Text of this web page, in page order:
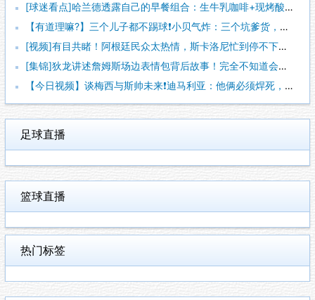
[球迷看点]哈兰德透露自己的早餐组合：生牛乳咖啡+现烤酸面包
【有道理嘛?】三个儿子都不踢球❗️小贝气炸：三个坑爹货，只能
[视频]有目共睹！阿根廷民众太热情，斯卡洛尼忙到停不下来！
[集锦]狄龙讲述詹姆斯场边表情包背后故事！完全不知道会火遍全
【今日视频】谈梅西与斯帅未来❗️迪马利亚：他俩必须焊死，天花
足球直播
篮球直播
热门标签